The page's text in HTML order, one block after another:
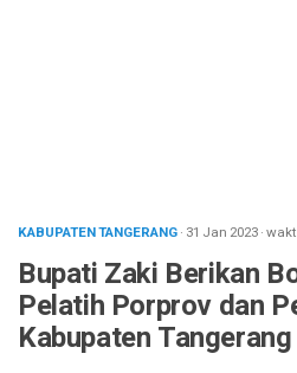
KABUPATEN TANGERANG· 31 Jan 2023·
Bupati Zaki Berikan
Pelatih Porprov dan
Kabupaten Tangerang